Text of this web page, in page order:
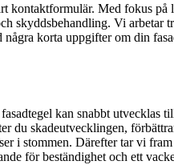
kontaktformulär. Med fokus
skyddsbehandling. Vi arbetar
korta uppgifter om din
kan snabbt utvecklas
skadeutvecklingen,
i stommen. Därefter tar vi
för beständighet och ett